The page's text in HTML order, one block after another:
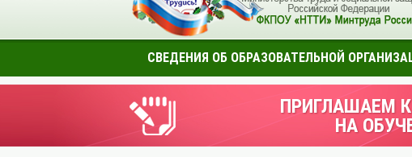
СВЕДЕНИЯ ОБ ОБРАЗОВАТЕЛЬНОЙ
ПРИГЛАШАЕМ
НА